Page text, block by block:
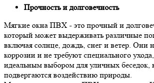
Прочность и долговечность
Мягкие окна ПВХ - это прочный и
который может выдерживать различные
включая солнце, дождь, снег и ветер. Они
коррозии и не требуют специального
идеальным выбором для уличных беседок,
подвергаются воздействию природы.